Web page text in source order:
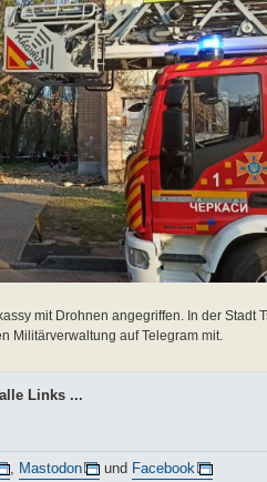
mit Drohnen angegriffen. In der
Militärverwaltung auf Telegram mit.
Links ...
, Mastodon und Facebook